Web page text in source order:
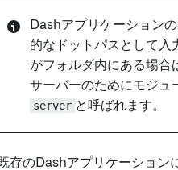
Dashアプリケーション
的なドットパスとして入
がフォルダ内にある場合
サーバーのためにモジュ
server と呼ばれます。
存のDashアプリケーション